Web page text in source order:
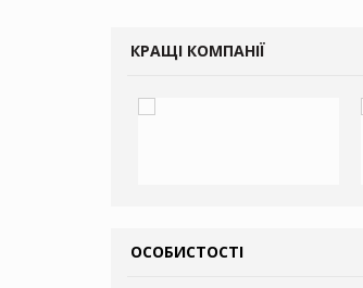
КРАЩІ КОМПАНІЇ
ОСОБИСТОСТІ